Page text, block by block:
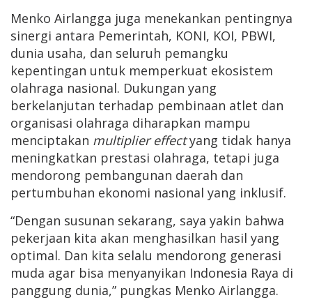
Menko Airlangga juga menekankan pentingnya
sinergi antara Pemerintah, KONI, KOI, PBWI,
dunia usaha, dan seluruh pemangku
kepentingan untuk memperkuat ekosistem
olahraga nasional. Dukungan yang
berkelanjutan terhadap pembinaan atlet dan
organisasi olahraga diharapkan mampu
menciptakan multiplier effectyang tidak hanya
meningkatkan prestasi olahraga, tetapi juga
mendorong pembangunan daerah dan
pertumbuhan ekonomi nasional yang inklusif.
“Dengan susunan sekarang, saya yakin bahwa
pekerjaan kita akan menghasilkan hasil yang
optimal. Dan kita selalu mendorong generasi
muda agar bisa menyanyikan Indonesia Raya di
panggung dunia,” pungkas Menko Airlangga.